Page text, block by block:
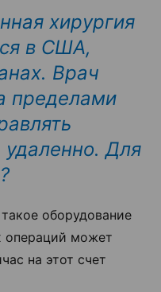
хирургия
в США,
Врач
пределами
удаленно. Для
оборудование
операций может
на этот счет